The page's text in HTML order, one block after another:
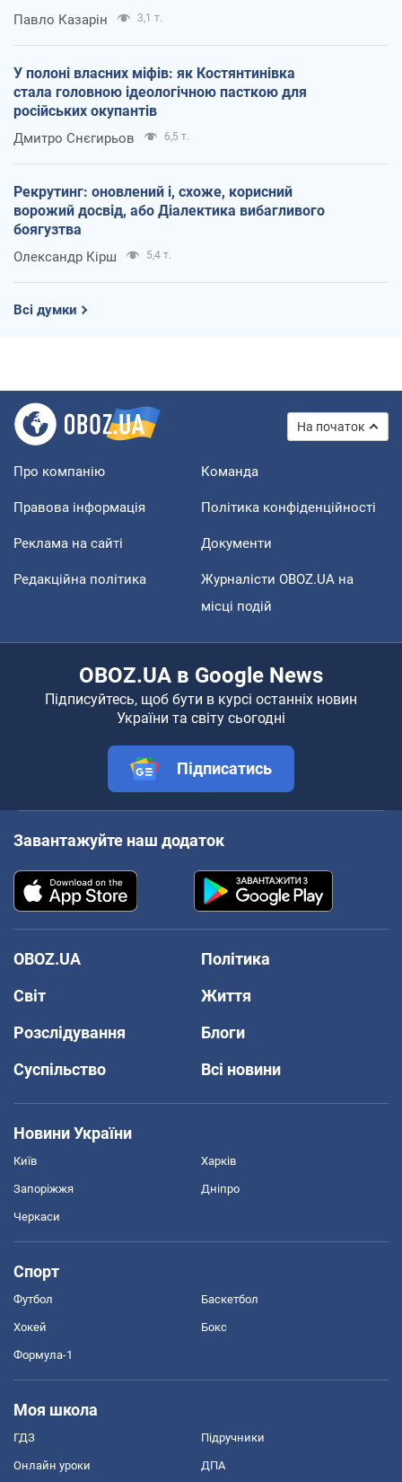
Павло Казарін 3,1 т.
У полоні власних міфів: як Костянтинівка
стала головною ідеологічною пасткою для
російських окупантів
Дмитро Снєгирьов 6,5 т.
Рекрутинг: оновлений і, схоже, корисний
ворожий досвід, або Діалектика вибагливого
боягузтва
Олександр Кірш 5,4 т.
Всі думки
На початок
Про компанію Команда
Правова інформація Політика конфіденційності
Реклама на сайті Документи
Редакційна політика
Журналісти OBOZ.UA на
місці подій
OBOZ.UA в Google News
Підписуйтесь, щоб бути в курсі останніх новин
України та світу сьогодні
Підписатись
Завантажуйте наш додаток
OBOZ.UA
Політика
Світ
Життя
Розслідування
Блоги
Суспільство
Всі новини
Новини України
Київ Харків
Запоріжжя Дніпро
Черкаси
Спорт
Футбол Баскетбол
Хокей Бокс
Формула-1
Моя школа
ГДЗ Підручники
Онлайн уроки ДПА